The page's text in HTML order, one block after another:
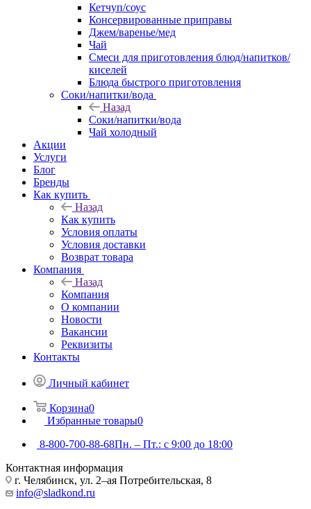
Кетчуп/соус
Консервированные приправы
Джем/варенье/мед
Чай
Смеси для приготовления блюд/напитков/
киселей
Блюда быстрого приготовления
Соки/напитки/вода
Назад
Соки/напитки/вода
Чай холодный
Акции
Услуги
Блог
Бренды
Как купить
Назад
Как купить
Условия оплаты
Условия доставки
Возврат товара
Компания
Назад
Компания
О компании
Новости
Вакансии
Реквизиты
Контакты
Личный кабинет
Корзина0
Избранные товары0
8-800-700-88-68Пн. – Пт.: с 9:00 до 18:00
Контактная информация
г. Челябинск, ул. 2–ая Потребительская, 8
info@sladkond.ru